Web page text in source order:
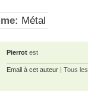
Métal
Pierrot est
Email à cet auteur | Tous